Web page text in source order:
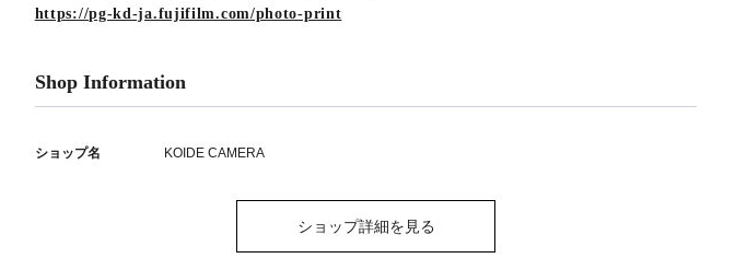
https://pg-kd-ja.fujifilm.com/photo-print
Shop Information
ショップ名 KOIDE CAMERA
ショップ詳細を見る